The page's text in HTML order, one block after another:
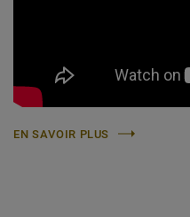
EN SAVOIR PLUS